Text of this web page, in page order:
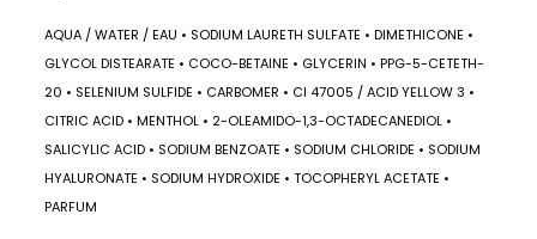
AQUA / WATER / EAU • SODIUM LAURETH SULFATE • DIMETHICONE •
GLYCOL DISTEARATE • COCO-BETAINE • GLYCERIN • PPG-5-CETETH-
20 • SELENIUM SULFIDE • CARBOMER • CI 47005 / ACID YELLOW 3 •
CITRIC ACID • MENTHOL • 2-OLEAMIDO-1,3-OCTADECANEDIOL •
SALICYLIC ACID • SODIUM BENZOATE • SODIUM CHLORIDE • SODIUM
HYALURONATE • SODIUM HYDROXIDE • TOCOPHERYL ACETATE •
PARFUM